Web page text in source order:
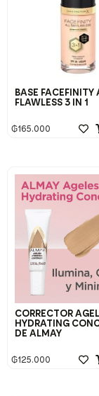
BASE FACEFINITY
FLAWLESS 3 IN 1
₲165.000
CORRECTOR
HYDRATING
DE ALMAY
₲125.000